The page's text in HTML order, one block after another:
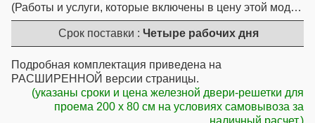
Работы и услуги, которые включены в цену этой модели
Срок поставки : Четыре рабочих дня
Подробная комплектация приведена на
РАСШИРЕННОЙ версии страницы.
(указаны сроки и цена железной двери-решетки для
проема 200 x 80 см на условиях самовывоза за
наличный расчет.)